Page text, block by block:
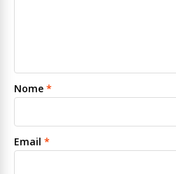
Nome *
Email *